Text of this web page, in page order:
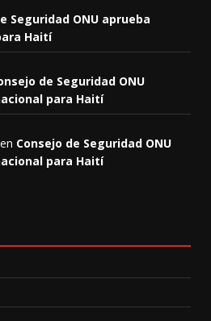
Seguridad ONU aprueba
Haití
de Seguridad ONU
para Haití
en Consejo de Seguridad ONU
para Haití